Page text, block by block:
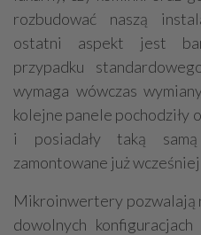
rozbudować naszą
ostatni aspekt jest
przypadku
wymaga wówczas
kolejne panele pochodziły
i posiadały taką
zamontowane już wcześniej
Mikroinwertery pozwalają
dowolnych